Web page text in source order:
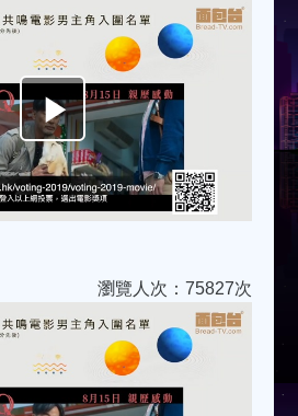
Play
Video
瀏覽人次：75827次